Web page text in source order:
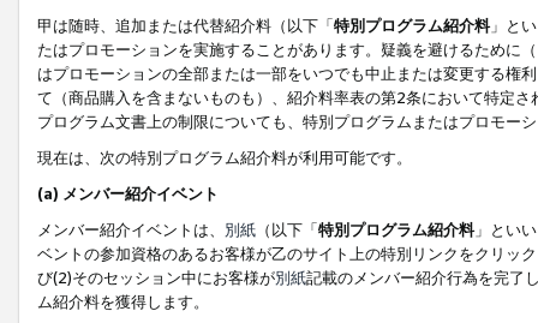
甲は随時、追加または代替紹介料（以下「特別プログラム紹介料」と
たはプロモーションを実施することがあります。疑義を避けるために
はプロモーションの全部または一部をいつでも中止または変更する権
て（商品購入を含まないものも）、紹介料率表の第2条において特定
プログラム文書上の制限についても、特別プログラムまたはプロモー
現在は、次の特別プログラム紹介料が利用可能です。
(a) メンバー紹介イベント
メンバー紹介イベントは、 別紙 （以下「特別プログラム紹介料」とい
ベントの参加資格のあるお客様が乙のサイト上の特別リンクをクリッ
び(2)そのセッション中にお客様が別紙記載のメンバー紹介行為を完了
ム紹介料を獲得します。